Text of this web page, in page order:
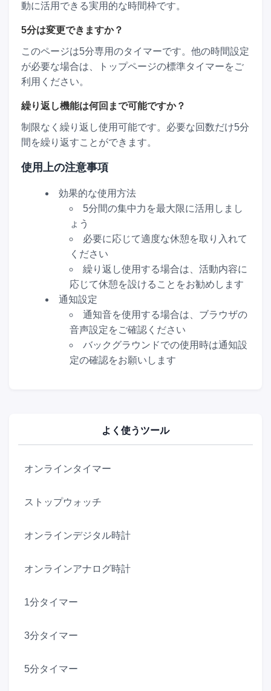
動に活用できる実用的な時間枠です。
5分は変更できますか？
このページは5分専用のタイマーです。他の時間設定
が必要な場合は、トップページの標準タイマーをご
利用ください。
繰り返し機能は何回まで可能ですか？
制限なく繰り返し使用可能です。必要な回数だけ5分
間を繰り返すことができます。
使用上の注意事項
効果的な使用方法
5分間の集中力を最大限に活用しまし
ょう
必要に応じて適度な休憩を取り入れて
ください
繰り返し使用する場合は、活動内容に
応じて休憩を設けることをお勧めします
通知設定
通知音を使用する場合は、ブラウザの
音声設定をご確認ください
バックグラウンドでの使用時は通知設
定の確認をお願いします
よく使うツール
オンラインタイマー
ストップウォッチ
オンラインデジタル時計
オンラインアナログ時計
1分タイマー
3分タイマー
5分タイマー